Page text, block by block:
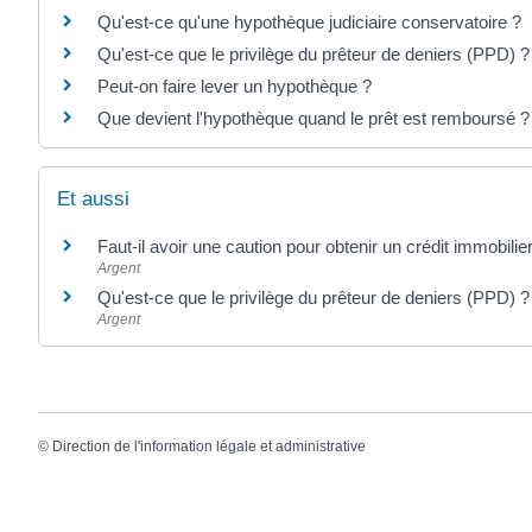
Qu'est-ce qu'une hypothèque judiciaire conservatoire ?
Qu'est-ce que le privilège du prêteur de deniers (PPD) ?
Peut-on faire lever un hypothèque ?
Que devient l'hypothèque quand le prêt est remboursé ?
Et aussi
Faut-il avoir une caution pour obtenir un crédit
Argent
Qu'est-ce que le privilège du prêteur de deniers (PPD) ?
Argent
© Direction de l'information légale et administrative